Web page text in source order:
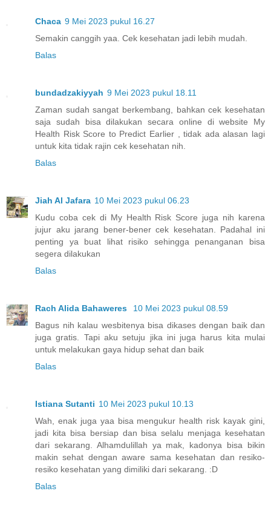
Chaca 9 Mei 2023 pukul 16.27
Semakin canggih yaa. Cek kesehatan jadi lebih mudah.
Balas
bundadzakiyyah 9 Mei 2023 pukul 18.11
Zaman sudah sangat berkembang, bahkan cek kesehatan
saja sudah bisa dilakukan secara online di website My
Health Risk Score to Predict Earlier , tidak ada alasan lagi
untuk kita tidak rajin cek kesehatan nih.
Balas
Jiah Al Jafara 10 Mei 2023 pukul 06.23
Kudu coba cek di My Health Risk Score juga nih karena
jujur aku jarang bener-bener cek kesehatan. Padahal ini
penting ya buat lihat risiko sehingga penanganan bisa
segera dilakukan
Balas
Rach Alida Bahaweres
10 Mei 2023 pukul 08.59
Bagus nih kalau wesbitenya bisa dikases dengan baik dan
juga gratis. Tapi aku setuju jika ini juga harus kita mulai
untuk melakukan gaya hidup sehat dan baik
Balas
Istiana Sutanti 10 Mei 2023 pukul 10.13
Wah, enak juga yaa bisa mengukur health risk kayak gini,
jadi kita bisa bersiap dan bisa selalu menjaga kesehatan
dari sekarang. Alhamdulillah ya mak, kadonya bisa bikin
makin sehat dengan aware sama kesehatan dan resiko-
resiko kesehatan yang dimiliki dari sekarang. :D
Balas